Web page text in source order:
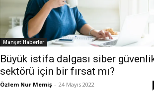
Manşet Haberler
Büyük istifa dalgası siber
sektörü için bir fırsat mı?
Özlem Nur Memiş - 24 Mayıs 2022